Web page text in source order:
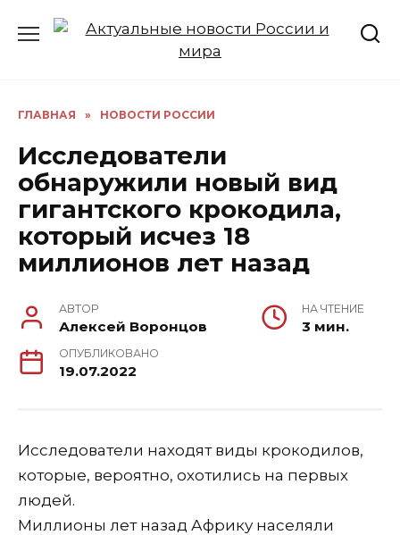
ГЛАВНАЯ » НОВОСТИ РОССИИ
Исследователи
обнаружили новый вид
гигантского крокодила,
который исчез 18
миллионов лет назад
АВТОР
Алексей Воронцов
НА ЧТЕНИЕ
3 мин.
ОПУБЛИКОВАНО
19.07.2022
Исследователи находят виды крокодилов,
которые, вероятно, охотились на первых
людей.
Миллионы лет назад Африку населяли